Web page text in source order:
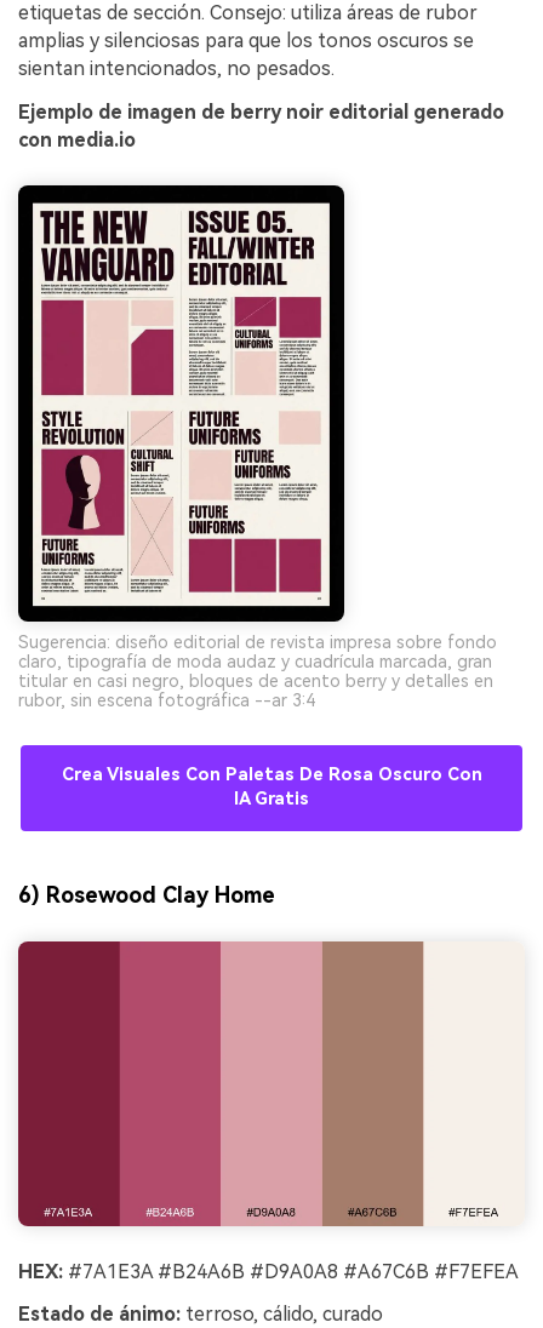
etiquetas de sección. Consejo: utiliza áreas de rubor
amplias y silenciosas para que los tonos oscuros se
sientan intencionados, no pesados.
Ejemplo de imagen de berry noir editorial generado
con media.io
Sugerencia: diseño editorial de revista impresa sobre fondo
claro, tipografía de moda audaz y cuadrícula marcada, gran
titular en casi negro, bloques de acento berry y detalles en
rubor, sin escena fotográfica --ar 3:4
Crea Visuales Con Paletas De Rosa Oscuro Con
IA Gratis
6) Rosewood Clay Home
HEX: #7A1E3A #B24A6B #D9A0A8 #A67C6B #F7EFEA
Estado de ánimo: terroso, cálido, curado